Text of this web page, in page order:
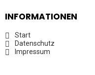
INFORMATIONEN
Start
Datenschutz
Impressum